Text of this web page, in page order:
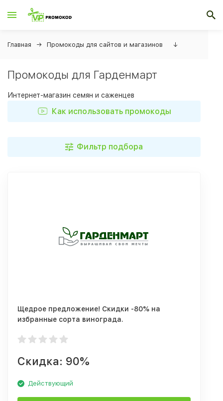
Главная Промокоды для сайтов и магазинов ↓
Промокоды для Гарденмарт
Интернет-магазин семян и саженцев
Как использовать промокоды
Фильтр подбора
Щедрое предложение! Скидки -80% на
избранные сорта винограда.
Скидка: 90%
Действующий